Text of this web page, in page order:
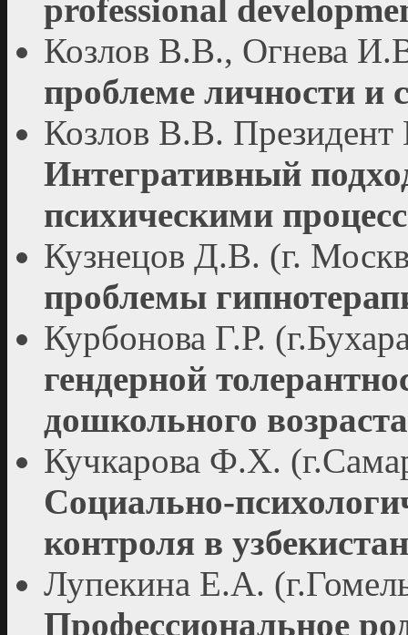
professional
Козлов В.В., Огнева
проблеме личности и
Козлов В.В.
Интегративный
психическими
Кузнецов Д.В. (г.
проблемы
Курбонова Г.Р.
гендерной
дошкольного возраста
Кучкарова Ф.Х.
Социально-
контроля в
Лупекина Е.А.
Профессиональное